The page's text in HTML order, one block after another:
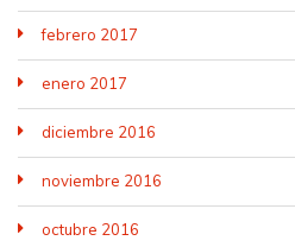
febrero 2017
enero 2017
diciembre 2016
noviembre 2016
octubre 2016